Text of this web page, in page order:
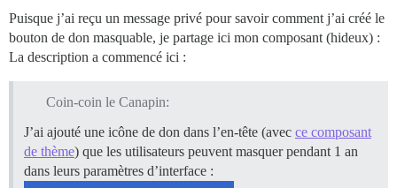
Puisque j’ai reçu un message privé pour savoir comment j’ai créé le
bouton de don masquable, je partage ici mon composant (hideux) :
La description a commencé ici :
Coin-coin le Canapin:
J’ai ajouté une icône de don dans l’en-tête (avec ce composant
de thème) que les utilisateurs peuvent masquer pendant 1 an
dans leurs paramètres d’interface :